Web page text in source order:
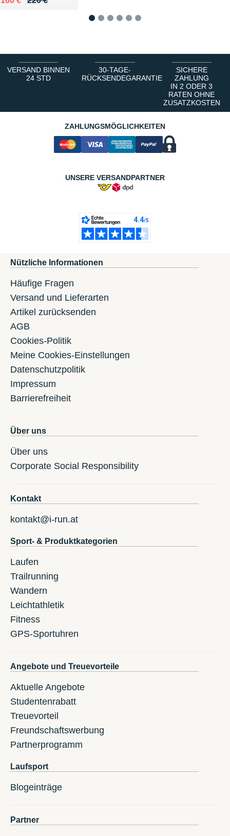
VERSAND BINNEN
24 STD
30-TAGE-
RÜCKSENDEGARANTIE
SICHERE
ZAHLUNG
IN 2 ODER 3
RATEN OHNE
ZUSATZKOSTEN
ZAHLUNGSMÖGLICHKEITEN
UNSERE VERSANDPARTNER
Nützliche Informationen
Häufige Fragen
Versand und Lieferarten
Artikel zurücksenden
AGB
Cookies-Politik
Meine Cookies-Einstellungen
Datenschutzpolitik
Impressum
Barrierefreiheit
Über uns
Über uns
Corporate Social Responsibility
Kontakt
kontakt@i-run.at
Sport- & Produktkategorien
Laufen
Trailrunning
Wandern
Leichtathletik
Fitness
GPS-Sportuhren
Angebote und Treuevorteile
Aktuelle Angebote
Studentenrabatt
Treuevorteil
Freundschaftswerbung
Partnerprogramm
Laufsport
Blogeinträge
Partner